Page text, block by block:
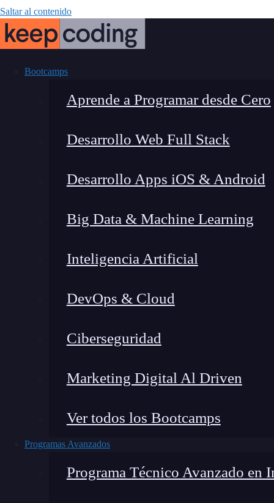
Saltar al contenido
Bootcamps
Aprende a Programar desde Cero
Desarrollo Web Full Stack
Desarrollo Apps iOS & Android
Big Data & Machine Learning
Inteligencia Artificial
DevOps & Cloud
Ciberseguridad
Marketing Digital Al Driven
Ver todos los Bootcamps
Programas Avanzados
Programa Técnico Avanzado en
Usabilidad y
crear
Lucia Gómez Salgado
Home